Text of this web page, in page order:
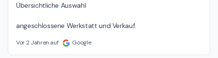
Übersichtliche Auswahl
angeschlossene Werkstatt und Verkauf.
Vor 2 Jahren auf Google